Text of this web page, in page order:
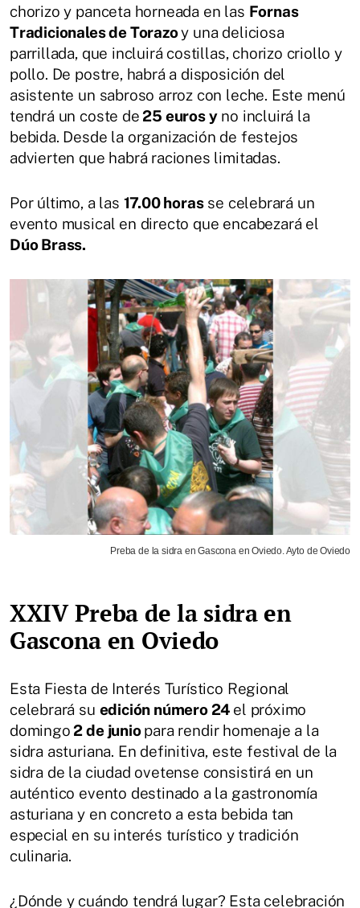
chorizo y panceta horneada en las Fornas
Tradicionales de Torazoy una deliciosa
parrillada, que incluirá costillas, chorizo criollo y
pollo. De postre, habrá a disposición del
asistente un sabroso arroz con leche. Este menú
tendrá un coste de25 euros yno incluirá la
bebida. Desde la organización de festejos
advierten que habrá raciones limitadas.
Por último, a las 17.00 horasse celebrará un
evento musical en directo que encabezará el
Dúo Brass.
Preba de la sidra en Gascona en Oviedo. Ayto de Oviedo
XXIV Preba de la sidra en
Gascona en Oviedo
Esta Fiesta de Interés Turístico Regional
celebrará su edición número 24 el próximo
domingo2 de juniopara rendir homenaje a la
sidra asturiana. En definitiva, este festival de la
sidra de la ciudad ovetense consistirá en un
auténtico evento destinado a la gastronomía
asturiana y en concreto a esta bebida tan
especial en su interés turístico y tradición
culinaria.
¿Dónde y cuándo tendrá lugar? Esta celebración